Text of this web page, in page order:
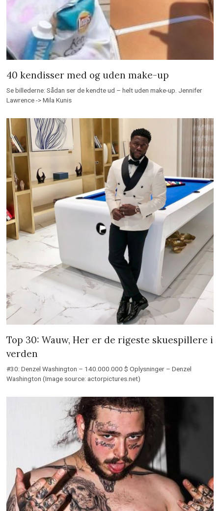
40 kendisser med og uden make-up
Se billederne: Sådan ser de kendte ud – helt uden make-up. Jennifer
Lawrence -> Mila Kunis
Top 30: Wauw, Her er de rigeste skuespillere i
verden
#30: Denzel Washington – 140.000.000 $ Oplysninger – Denzel
Washington (Image source: actorpictures.net)